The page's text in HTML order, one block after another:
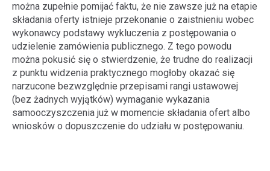
można zupełnie pomijać faktu, że nie zawsze już na etapie
składania oferty istnieje przekonanie o zaistnieniu wobec
wykonawcy podstawy wykluczenia z postępowania o
udzielenie zamówienia publicznego. Z tego powodu
można pokusić się o stwierdzenie, że trudne do realizacji
z punktu widzenia praktycznego mogłoby okazać się
narzucone bezwzględnie przepisami rangi ustawowej
(bez żadnych wyjątków) wymaganie wykazania
samooczyszczenia już w momencie składania ofert albo
wniosków o dopuszczenie do udziału w postępowaniu.